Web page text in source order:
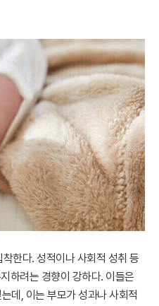
한다. 성적이나 사회적 성취 등
하려는 경향이 강하다. 이들은
데, 이는 부모가 성과나 사회적